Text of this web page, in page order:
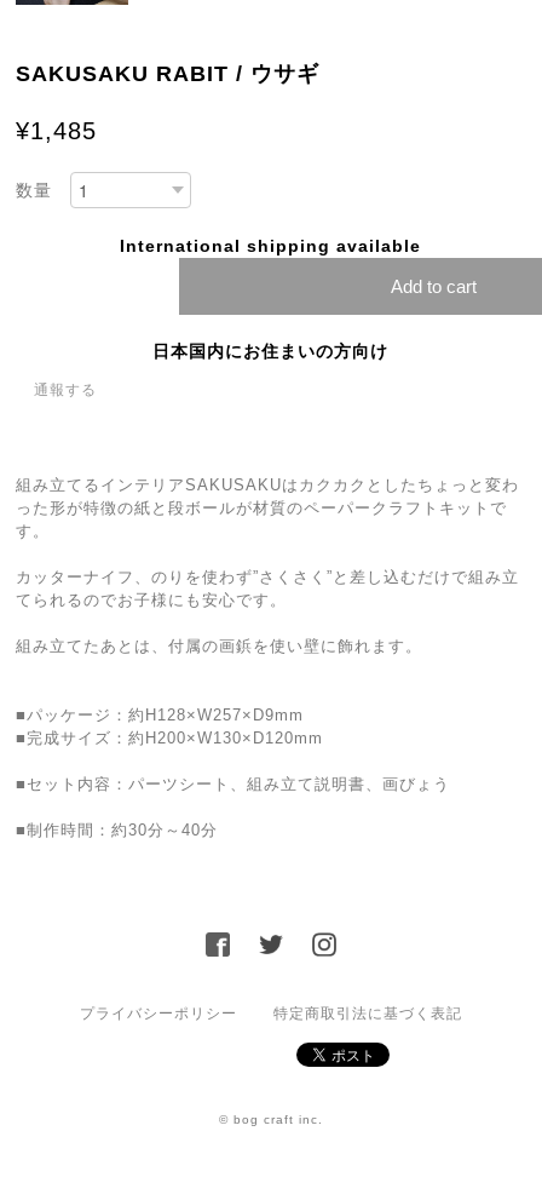
SAKUSAKU RABIT / ウサギ
¥1,485
数量
International shipping available
Add to cart
日本国内にお住まいの方向け
通報する
組み立てるインテリアSAKUSAKUはカクカクとしたちょっと変わ
った形が特徴の紙と段ボールが材質のペーパークラフトキットで
す。
カッターナイフ、のりを使わず”さくさく”と差し込むだけで組み立
てられるのでお子様にも安心です。
組み立てたあとは、付属の画鋲を使い壁に飾れます。
■パッケージ：約H128×W257×D9mm
■完成サイズ：約H200×W130×D120mm
■セット内容：パーツシート、組み立て説明書、画びょう
■制作時間：約30分～40分
プライバシーポリシー 特定商取引法に基づく表記
© bog craft inc.